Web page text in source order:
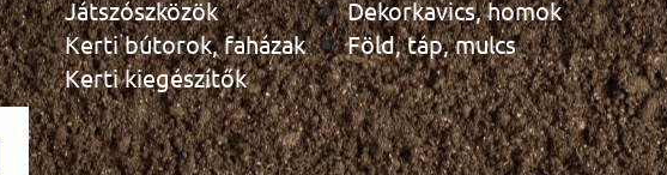
Játszószközök
Dekorkavics, homok
Kerti bútorok, faházak
Föld, táp, mulcs
Kerti kiegészítők